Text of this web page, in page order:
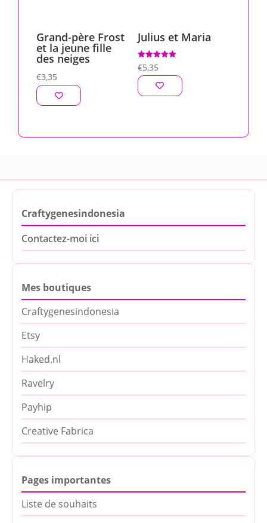
Grand-père Frost
et la jeune fille
des neiges
€3,35
Julius et Maria
Note
5.00
sur 5
€5,35
Craftygenesindonesia
Contactez-moi ici
Mes boutiques
Craftygenesindonesia
Etsy
Haked.nl
Ravelry
Payhip
Creative Fabrica
Pages importantes
Liste de souhaits